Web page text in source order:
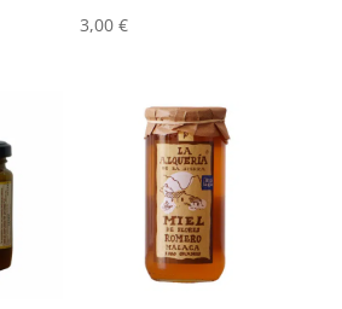
3,00€